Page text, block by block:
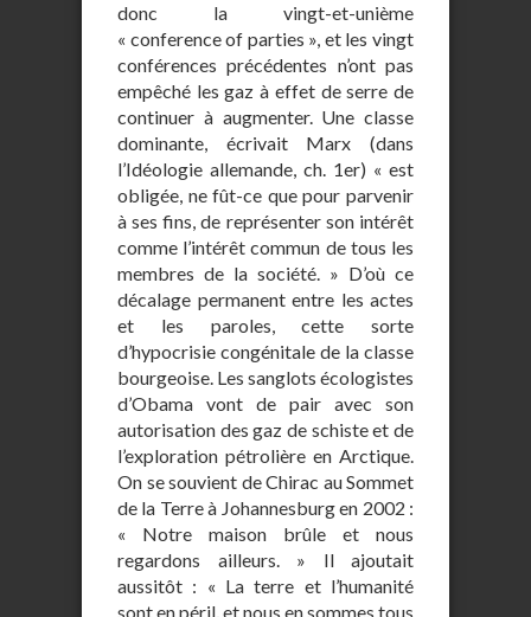
donc la vingt-et-unième
« conference of parties », et les vingt
conférences précédentes n’ont pas
empêché les gaz à effet de serre de
continuer à augmenter. Une classe
dominante, écrivait Marx (dans
l’Idéologie allemande, ch. 1er) « est
obligée, ne fût-ce que pour parvenir
à ses fins, de représenter son intérêt
comme l’intérêt commun de tous les
membres de la société. » D’où ce
décalage permanent entre les actes
et les paroles, cette sorte
d’hypocrisie congénitale de la classe
bourgeoise. Les sanglots écologistes
d’Obama vont de pair avec son
autorisation des gaz de schiste et de
l’exploration pétrolière en Arctique.
On se souvient de Chirac au Sommet
de la Terre à Johannesburg en 2002 :
« Notre maison brûle et nous
regardons ailleurs. » Il ajoutait
aussitôt : « La terre et l’humanité
sont en péril, et nous en sommes tous